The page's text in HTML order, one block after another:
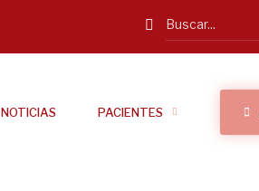
Search
NOTICIAS PACIENTES